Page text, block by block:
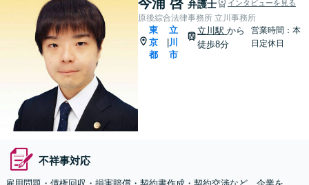
弁護士 インタビューを見る
原後綜合法律事務所 立川事務所
東
京
都
立
川
市
立川駅から
徒歩8分
営業時間：本
日定休日
不祥事対応
雇用問題・債権回収・損害賠償・契約書作成・契約交渉など、企業を